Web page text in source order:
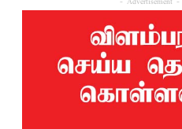
- Advertisement -